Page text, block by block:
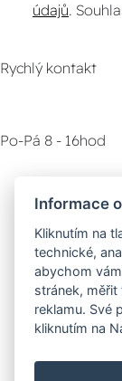
údajů .
Rychlý kontakt
Po-Pá 8 - 16hod
Poradna
Možnosti
Bezpečná a
Informace
Kliknutím na
technické,
abychom
stránek,
reklamu. Své
kliknutím na